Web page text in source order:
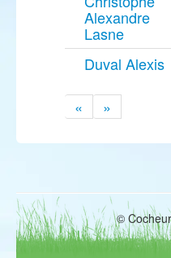
Alexandre
Lasne
Duval Alexis
« »
©